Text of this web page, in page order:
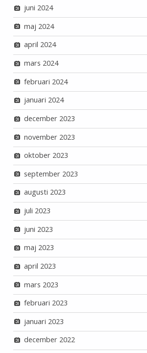
juni 2024
maj 2024
april 2024
mars 2024
februari 2024
januari 2024
december 2023
november 2023
oktober 2023
september 2023
augusti 2023
juli 2023
juni 2023
maj 2023
april 2023
mars 2023
februari 2023
januari 2023
december 2022